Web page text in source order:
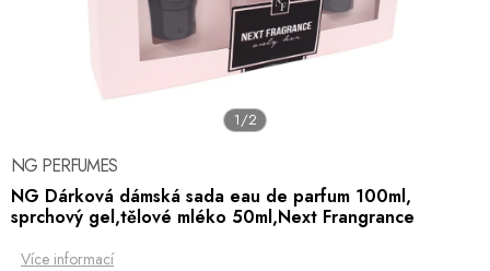
Dětské zboží a hračky
Novinky
Akční ceny
Půjčovna Kontaktuje nás
NG PERFUMES
NG Dárková dámská sada eau de parfum 100ml,
sprchový gel,tělové mléko 50ml,Next Frangrance
Více informací
1/2